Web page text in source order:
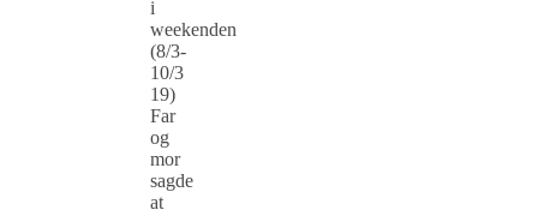
i
weekenden
(8/3-
10/3
19)
Far
og
mor
sagde
at